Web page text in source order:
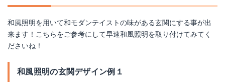
和風照明を用いて和モダンテイストの味がある玄関にする事が出
来ます！こちらをご参考にして早速和風照明を取り付けてみてく
ださいね！
和風照明の玄関デザイン例１